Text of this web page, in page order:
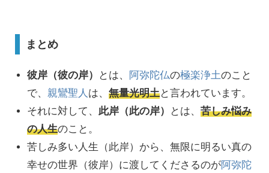
まとめ
彼岸（彼の岸） とは、 阿弥陀仏の極楽浄土のこと
で、 親鸞聖人 は、 無量光明土と言われています。
それに対して、 此岸（此の岸） とは、 苦しみ悩み
の人生のこと。
苦しみ多い人生（此岸）から、無限に明るい真の
幸せの世界（彼岸）に渡してくださるのが阿弥陀